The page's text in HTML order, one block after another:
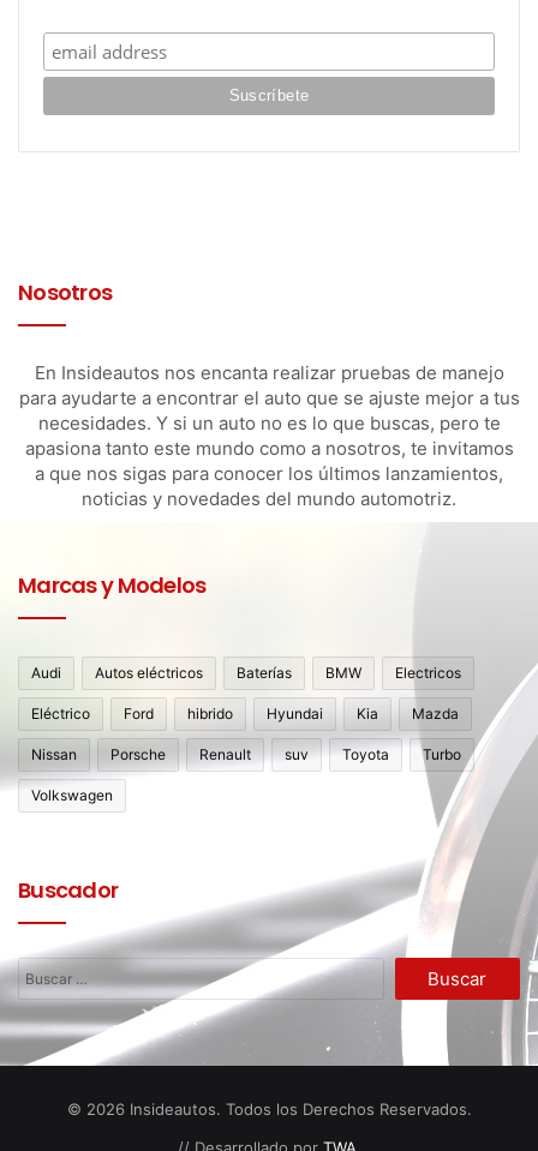
Nosotros
En Insideautos nos encanta realizar pruebas de manejo
para ayudarte a encontrar el auto que se ajuste mejor a tus
necesidades. Y si un auto no es lo que buscas, pero te
apasiona tanto este mundo como a nosotros, te invitamos
a que nos sigas para conocer los últimos lanzamientos,
noticias y novedades del mundo automotriz.
Marcas y Modelos
Audi Autos eléctricos Baterías BMW Electricos
Eléctrico Ford hibrido Hyundai Kia Mazda
Nissan Porsche Renault suv Toyota Turbo
Volkswagen
Buscador
Buscar:
© 2026 Insideautos. Todos los Derechos Reservados.